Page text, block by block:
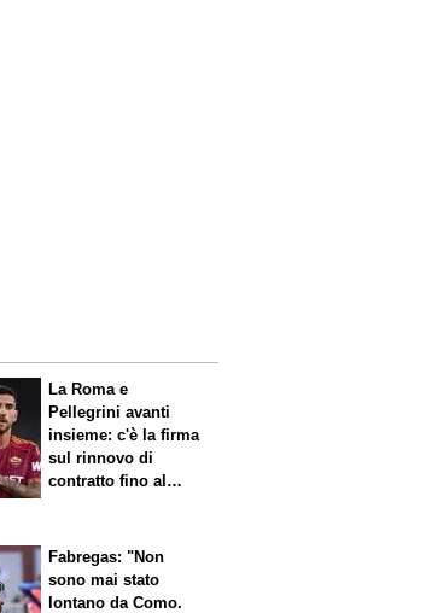
La Roma e
Pellegrini avanti
insieme: c'è la firma
sul rinnovo di
contratto fino al
Fabregas: "Non
sono mai stato
lontano da Como.